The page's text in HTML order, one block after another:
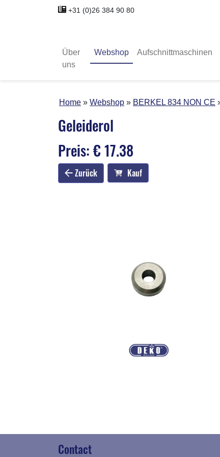
+31 (0)26 384 90 80
Über
uns
Webshop Aufschnittmaschinen
Home Webshop BERKEL 834 NON CE
Geleiderol
Preis: € 17.38
Zurück Kauf
Contact